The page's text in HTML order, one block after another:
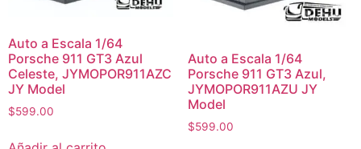
Auto a Escala 1/64
Porsche 911 GT3 Azul
Celeste, JYMOPOR911AZC
JY Model
$599.00
Auto a Escala 1/64
Porsche 911 GT3 Azul,
JYMOPOR911AZU JY
Model
$599.00